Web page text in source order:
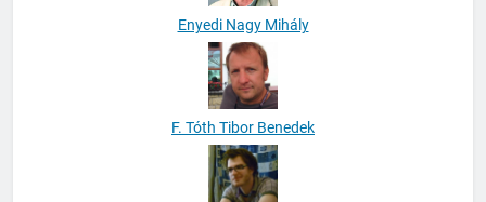
Enyedi Nagy Mihály
F. Tóth Tibor Benedek